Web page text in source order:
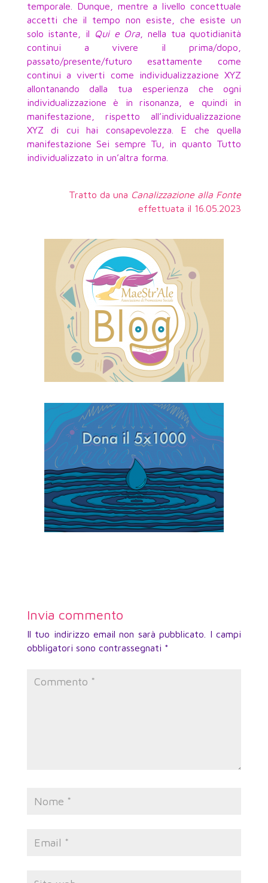
temporale. Dunque, mentre a livello concettuale
accetti che il tempo non esiste, che esiste un
solo istante, il
Qui e Ora , nella tua quotidianità
continui a vivere il prima/dopo,
passato/presente/futuro esattamente come
continui a viverti come individualizzazione XYZ
allontanando dalla tua esperienza che ogni
individualizzazione è in risonanza, e quindi in
manifestazione, rispetto all’individualizzazione
XYZ di cui hai consapevolezza. E che quella
manifestazione Sei sempre Tu, in quanto Tutto
individualizzato in un’altra forma.
Tratto da una Canalizzazione alla Fonte
effettuata il 16.05.2023
Invia commento
Il tuo indirizzo email non sarà pubblicato.
I campi
obbligatori sono contrassegnati *